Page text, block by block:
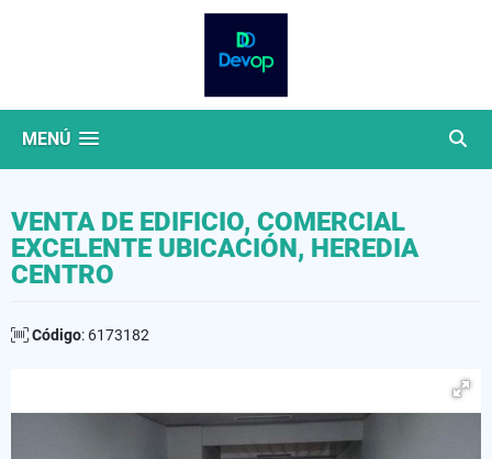
MENÚ
VENTA DE EDIFICIO, COMERCIAL
EXCELENTE UBICACIÓN, HEREDIA
CENTRO
Código: 6173182